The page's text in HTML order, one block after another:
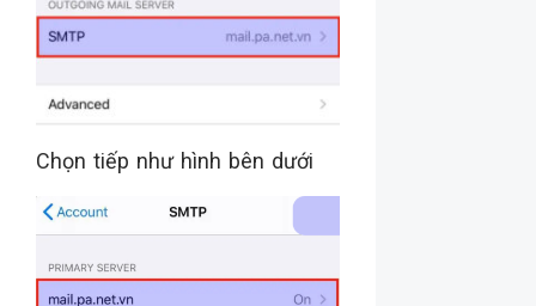
Chọn tiếp như hình bên dưới